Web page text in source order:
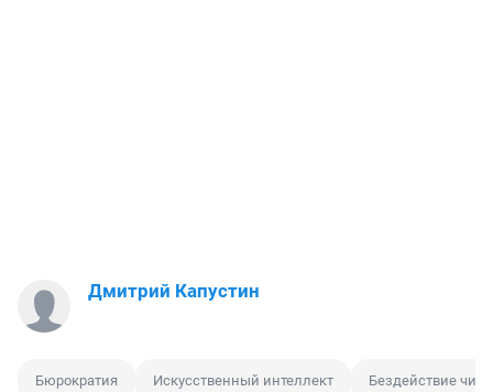
Дмитрий Капустин
Бюрократия Искусственный интеллект Бездействие